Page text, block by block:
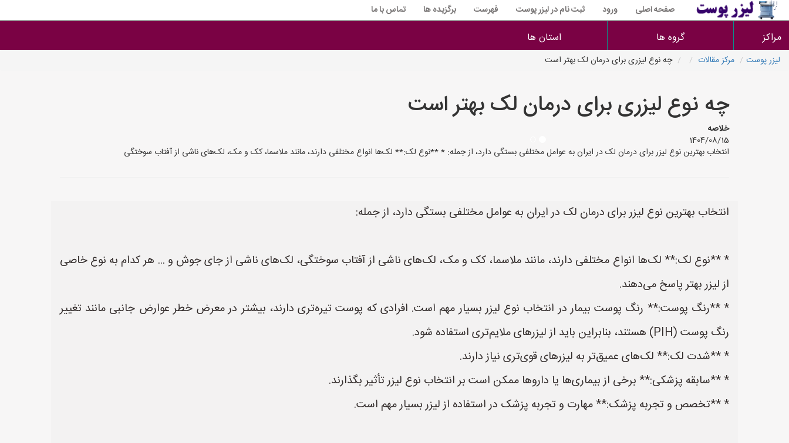
صفحه اصلی ورود ثبت نام در لیزر پوست فهرست برگزیده ها تماس با ما
مراکز گروه ها استان ها
لیزر پوست مرکز مقالات چه نوع لیزری برای درمان لک بهتر است
چه نوع لیزری برای درمان لک بهتر است
خلاصه
1404/08/15
انتخاب بهترین نوع لیزر برای درمان لک در ایران به عوامل مختلفی بستگی دارد، از جمله: * **نوع لک:** لک‌ها انواع مختلفی دارند، مانند ملاسما، کک و مک، لک‌های ناشی از آفتاب سوختگی
انتخاب بهترین نوع لیزر برای درمان لک در ایران به عوامل مختلفی بستگی دارد، از جمله:
* **نوع لک:** لک‌ها انواع مختلفی دارند، مانند ملاسما، کک و مک، لک‌های ناشی از آفتاب سوختگی، لک‌های ناشی از جای جوش و ... هر کدام به نوع خاصی
از لیزر بهتر پاسخ می‌دهند.
* **رنگ پوست:** رنگ پوست بیمار در انتخاب نوع لیزر بسیار مهم است. افرادی که پوست تیره‌تری دارند، بیشتر در معرض خطر عوارض جانبی مانند تغییر
رنگ پوست (PIH) هستند، بنابراین باید از لیزرهای ملایم‌تری استفاده شود.
* **شدت لک:** لک‌های عمیق‌تر به لیزرهای قوی‌تری نیاز دارند.
* **سابقه پزشکی:** برخی از بیماری‌ها یا داروها ممکن است بر انتخاب نوع لیزر تأثیر بگذارند.
* **تخصص و تجربه پزشک:** مهارت و تجربه پزشک در استفاده از لیزر بسیار مهم است.